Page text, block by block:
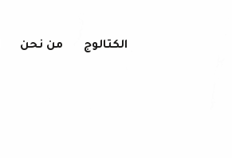
من نحن الكتالوج